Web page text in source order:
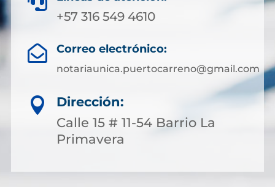
+57 316 549 4610
 Correo electrónico:
notariaunica.puertocarreno@gmail.com

Dirección:
Calle 15 # 11-54 Barrio La
Primavera